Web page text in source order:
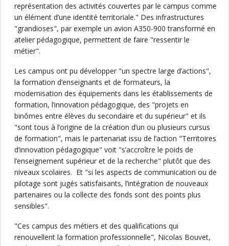
représentation des activités couvertes par le campus comme
un élément d’une identité territoriale." Des infrastructures
"grandioses", par exemple un avion A350-900 transformé en
atelier pédagogique, permettent de faire "ressentir le
métier".
Les campus ont pu développer "un spectre large d’actions",
la formation d’enseignants et de formateurs, la
modernisation des équipements dans les établissements de
formation, l’innovation pédagogique, des "projets en
binômes entre élèves du secondaire et du supérieur" et ils
"sont tous à l’origine de la création d’un ou plusieurs cursus
de formation", mais le partenariat issu de l’action "Territoires
d’innovation pédagogique" voit "s’accroître le poids de
l’enseignement supérieur et de la recherche" plutôt que des
niveaux scolaires. Et "si les aspects de communication ou de
pilotage sont jugés satisfaisants, l’intégration de nouveaux
partenaires ou la collecte des fonds sont des points plus
sensibles".
"Ces campus des métiers et des qualifications qui
renouvellent la formation professionnelle", Nicolas Bouvet,